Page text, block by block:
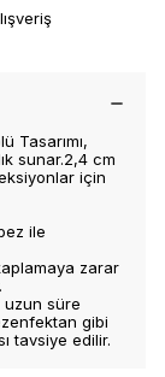
Tasarımı,
sunar.2,4 cm
için
ile
zarar
uzun süre
gibi
tavsiye edilir.